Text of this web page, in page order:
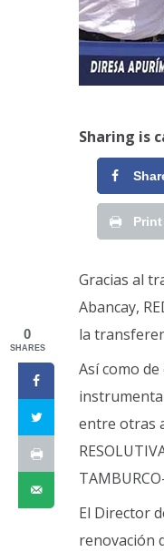
Sharing is
Print
Gracias al
Abancay,
la
Así como
entre otras
El Director
renovación
0
SHARES